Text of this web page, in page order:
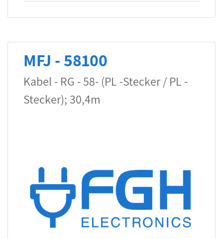
MFJ - 58100
Kabel - RG - 58- (PL -Stecker / PL -
Stecker); 30,4m